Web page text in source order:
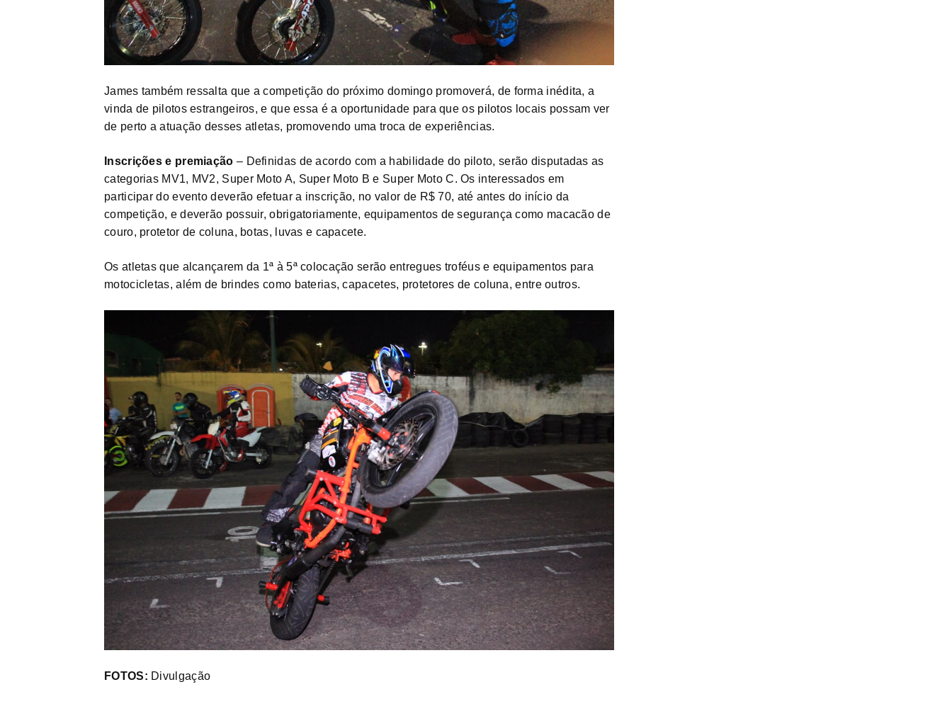
James também ressalta que a competição do próximo domingo promoverá, de forma inédita, a
vinda de pilotos estrangeiros, e que essa é a oportunidade para que os pilotos locais possam ver
de perto a atuação desses atletas, promovendo uma troca de experiências.
Inscrições e premiação – Definidas de acordo com a habilidade do piloto, serão disputadas as
categorias MV1, MV2, Super Moto A, Super Moto B e Super Moto C. Os interessados em
participar do evento deverão efetuar a inscrição, no valor de R$ 70, até antes do início da
competição, e deverão possuir, obrigatoriamente, equipamentos de segurança como macacão de
couro, protetor de coluna, botas, luvas e capacete.
Os atletas que alcançarem da 1ª à 5ª colocação serão entregues troféus e equipamentos para
motocicletas, além de brindes como baterias, capacetes, protetores de coluna, entre outros.
FOTOS: Divulgação